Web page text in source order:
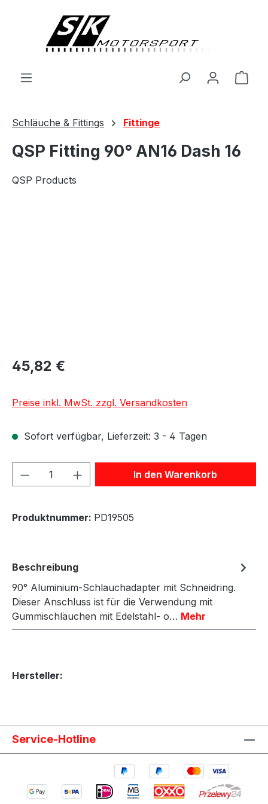
Schläuche & Fittings Fittinge
QSP Fitting 90° AN16 Dash 16
QSP Products
45,82 €
Preise inkl. MwSt. zzgl. Versandkosten
Sofort verfügbar, Lieferzeit: 3 - 4 Tagen
Produkt Anzahl: Gib denIn den Warenkorb
Produktnummer: PD19505
Beschreibung
90° Aluminium-Schlauchadapter mit Schneidring.
Dieser Anschluss ist für die Verwendung mit
Gummischläuchen mit Edelstahl- o… Mehr
Hersteller:
Service-Hotline